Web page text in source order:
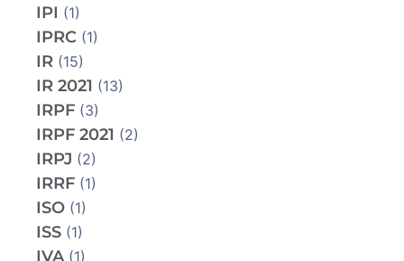
IPI (1)
IPRC (1)
IR (15)
IR 2021 (13)
IRPF (3)
IRPF 2021 (2)
IRPJ (2)
IRRF (1)
ISO (1)
ISS (1)
IVA(1)